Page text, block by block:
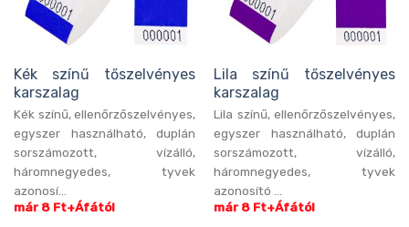
Kék színű tőszelvényes
karszalag
Kék színű, ellenőrzőszelvényes,
egyszer használható, duplán
sorszámozott, vízálló,
háromnegyedes, tyvek
azonosí...
már 8 Ft+Áfától
Lila színű tőszelvényes
karszalag
Lila színű, ellenőrzőszelvényes,
egyszer használható, duplán
sorszámozott, vízálló,
háromnegyedes, tyvek
azonosító ...
már 8 Ft+Áfától